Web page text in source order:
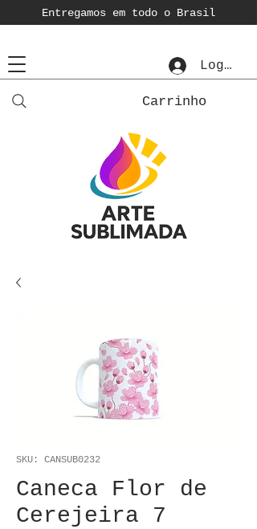
Entregamos em todo o Brasil
Login
Carrinho
SKU: CANSUB0232
Caneca Flor de
Cerejeira 7